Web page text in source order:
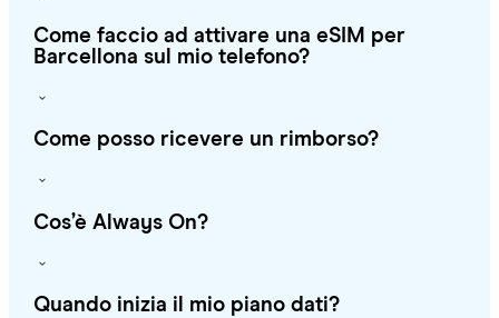
Come faccio ad attivare una eSIM per
Barcellona sul mio telefono?
Come posso ricevere un rimborso?
Cos’è Always On?
Quando inizia il mio piano dati?